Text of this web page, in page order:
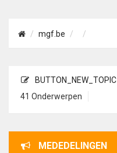
mgf.be
BUTTON_NEW_TOPIC
41 Onderwerpen
MEDEDELINGEN